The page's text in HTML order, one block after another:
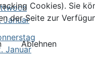
Januar
Januar
Cookies). Sie
der Seite zur
Ablehnen